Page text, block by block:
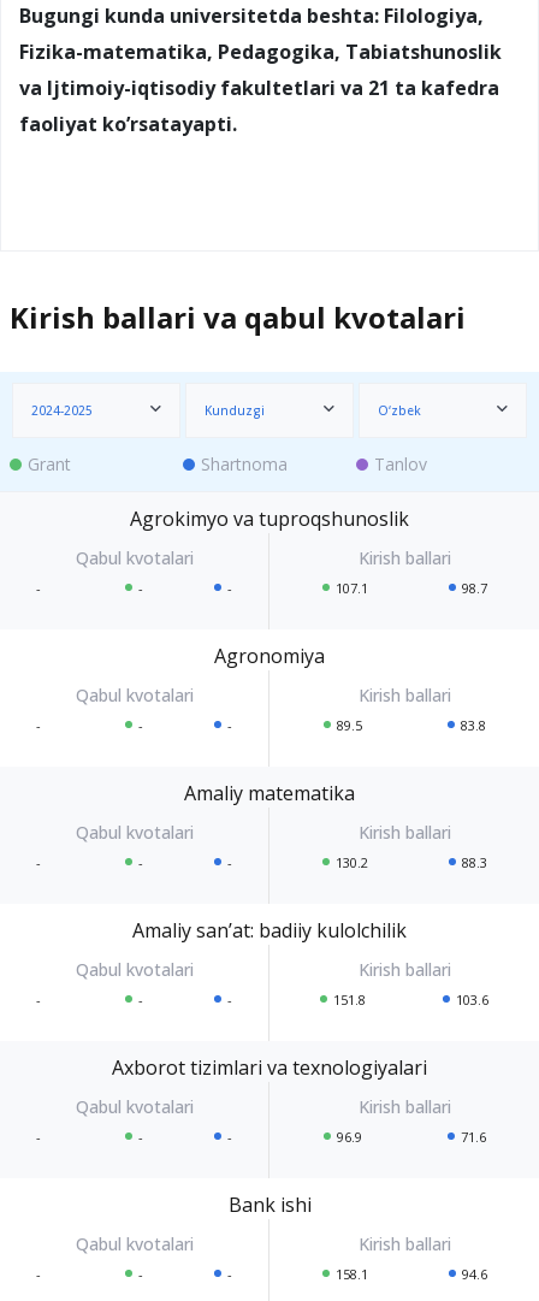
Bugungi kunda universitetda beshta: Filologiya,
Fizika-matematika, Pedagogika, Tabiatshunoslik
va Ijtimoiy-iqtisodiy fakultetlari va 21 ta kafedra
faoliyat ko’rsatayapti.
Kirish ballari va qabul kvotalari
2024-2025 Kunduzgi O‘zbek
Grant Shartnoma Tanlov
Agrokimyo va tuproqshunoslik
- - - 107.1 98.7
Agronomiya
- - - 89.5 83.8
Amaliy matematika
- - - 130.2 88.3
Amaliy sanʼat: badiiy kulolchilik
- - - 151.8 103.6
Axborot tizimlari va texnologiyalari
- - - 96.9 71.6
Bank ishi
- - - 158.1 94.6